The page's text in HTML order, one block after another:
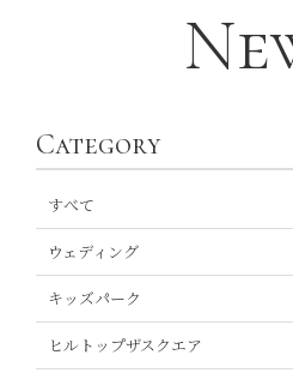
Category
すべて
ウェディング
キッズパーク
ヒルトップザスクエア